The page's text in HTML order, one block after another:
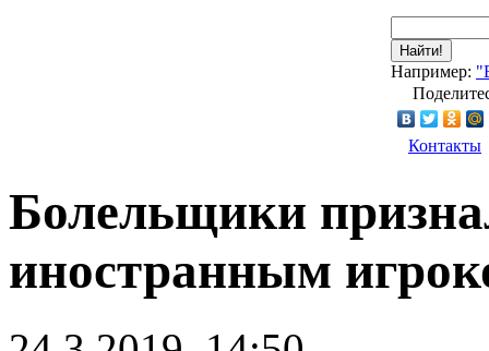
Найти!
Например:
Контакты
Болельщики
иностранным